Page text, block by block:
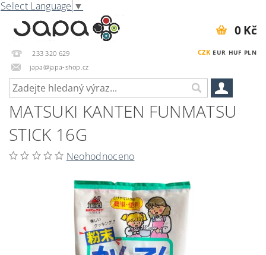
Select Language ▼
233 320 629
japa@japa-shop.cz
CZK EUR HUF PLN
0 Kč
MATSUKI KANTEN FUNMATSU
STICK 16G
Neohodnoceno